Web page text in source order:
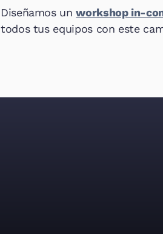
Diseñamos un workshop in-
todos tus equipos con este